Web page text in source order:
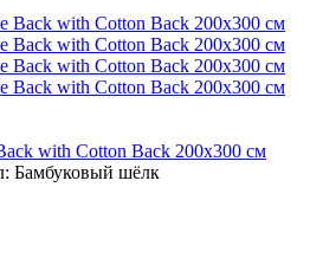
with Cotton Back 200x300 см
Бамбуковый шёлк